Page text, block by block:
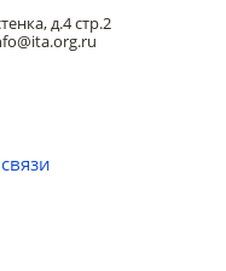
д.4 стр.2